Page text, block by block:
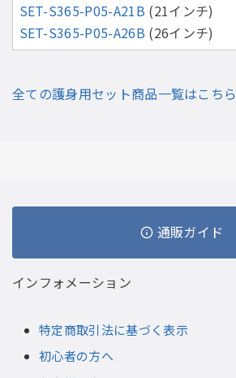
SET-S365-P05-A21B (21インチ)
SET-S365-P05-A26B (26インチ)
全ての護身用セット商品一覧はこちら
通販ガイド
インフォメーション
特定商取引法に基づく表示
初心者の方へ